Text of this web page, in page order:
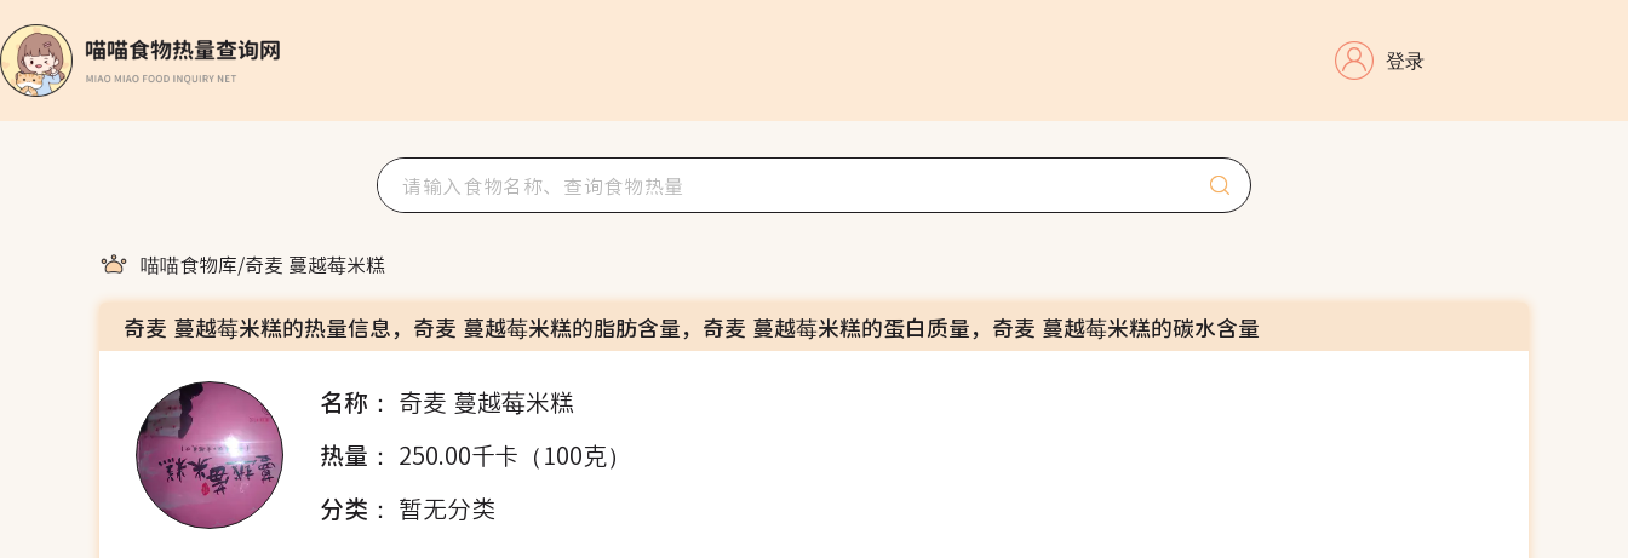
登录
喵喵食物库/奇麦 蔓越莓米糕
奇麦 蔓越莓米糕的热量信息，奇麦 蔓越莓米糕的脂肪含量，奇麦 蔓越莓米糕的蛋白质量，奇麦 蔓越莓米糕的碳水含量
名称： 奇麦 蔓越莓米糕
热量： 250.00千卡（100克）
分类： 暂无分类